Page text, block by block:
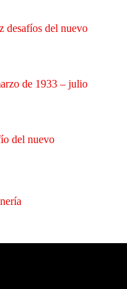
desafíos del nuevo
de 1933 – julio
del nuevo